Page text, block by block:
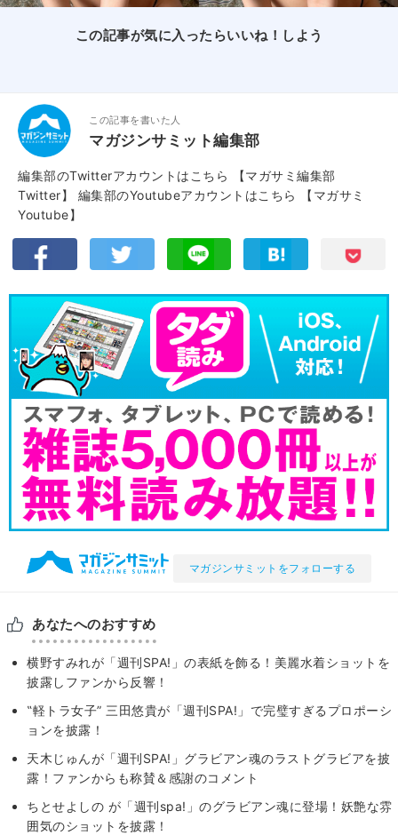
この記事が気に入ったらいいね！しよう
この記事を書いた人
マガジンサミット編集部
編集部のTwitterアカウントはこちら
【マガサミ編集部
Twitter】
編集部のYoutubeアカウントはこちら
【マガサミ
Youtube】
マガジンサミットをフォローする
あなたへのおすすめ
横野すみれが「週刊SPA!」の表紙を飾る！美麗水着ショットを
披露しファンから反響！
‟軽トラ女子” 三田悠貴が「週刊SPA!」で完璧すぎるプロポーシ
ョンを披露！
天木じゅんが「週刊SPA!」グラビアン魂のラストグラビアを披
露！ファンからも称賛＆感謝のコメント
ちとせよしの が「週刊spa!」のグラビアン魂に登場！妖艶な雰
囲気のショットを披露！